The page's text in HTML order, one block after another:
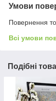
Умови
Повернення
Всі умови
Подібні